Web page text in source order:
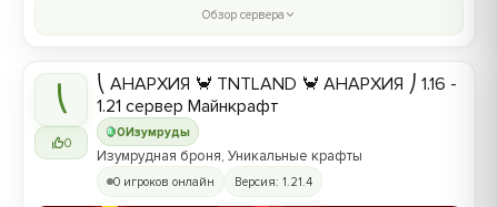
Обзор сервера
⎝
0
0Изумруды
⎝ АНАРХИЯ 🦀 TNTLAND 🦀 АНАРХИЯ ⎠ 1.16 -
1.21 сервер Майнкрафт
Изумрудная броня, Уникальные крафты
0 игроков онлайн Версия: 1.21.4